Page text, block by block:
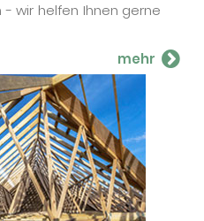
wir hel­fen Ihnen ger­ne